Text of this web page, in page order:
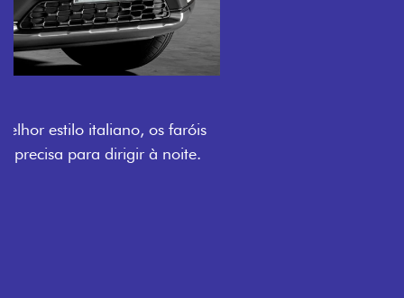
PORTAS
Todo mundo pode viajar confortável na Fiat Strada,